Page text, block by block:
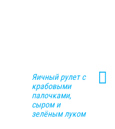
Яичный рулет с
крабовыми
палочками,
сыром и
зелёным луком